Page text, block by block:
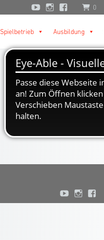
0
Spielbetrieb Ausbildung